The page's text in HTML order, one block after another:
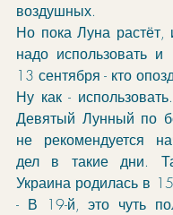
воздушных.
Но пока Луна растёт,
надо использовать
13 сентября - кто
Ну как -
Девятый Лунный по
не рекомендуется
дел в такие дни.
Украина родилась в
- В 19-й, это чуть